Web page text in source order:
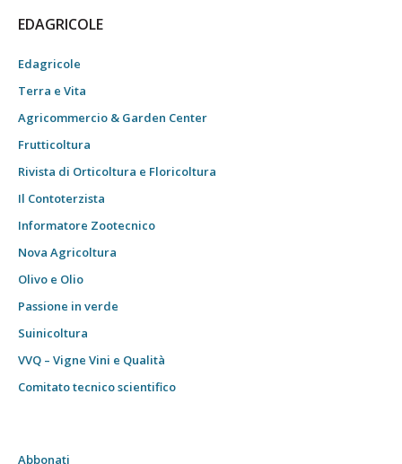
EDAGRICOLE
Edagricole
Terra e Vita
Agricommercio & Garden Center
Frutticoltura
Rivista di Orticoltura e Floricoltura
Il Contoterzista
Informatore Zootecnico
Nova Agricoltura
Olivo e Olio
Passione in verde
Suinicoltura
VVQ – Vigne Vini e Qualità
Comitato tecnico scientifico
Abbonati